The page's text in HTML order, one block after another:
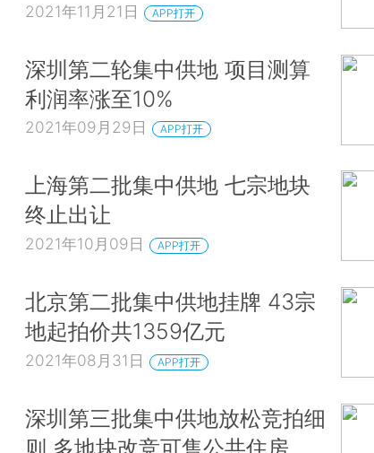
2021年11月21日 APP打开
深圳第二轮集中供地 项目测算
利润率涨至10%
2021年09月29日 APP打开
上海第二批集中供地 七宗地块
终止出让
2021年10月09日 APP打开
北京第二批集中供地挂牌 43宗
地起拍价共1359亿元
2021年08月31日 APP打开
深圳第三批集中供地放松竞拍细
则 多地块改竞可售公共住房